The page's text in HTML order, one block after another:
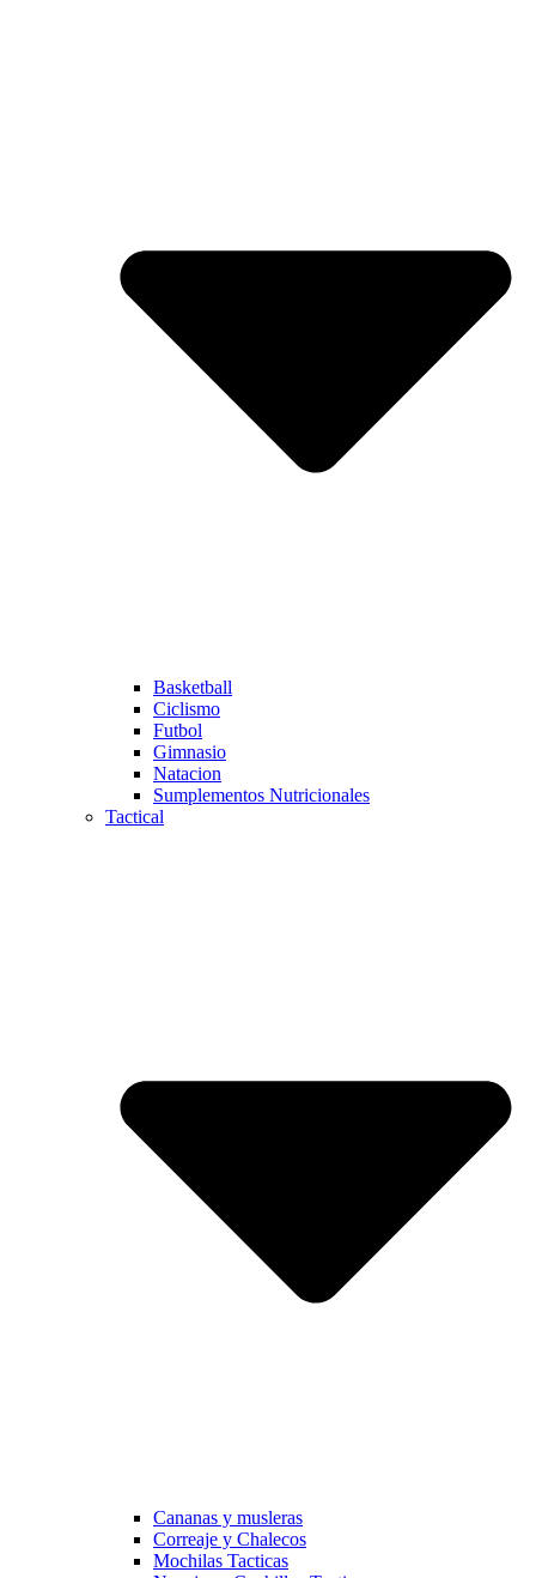
Basketball
Ciclismo
Futbol
Gimnasio
Natacion
Sumplementos Nutricionales
Tactical
Cananas y musleras
Correaje y Chalecos
Mochilas Tacticas